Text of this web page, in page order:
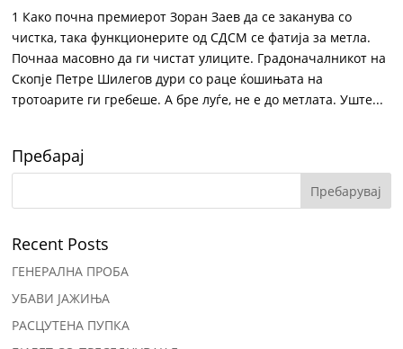
1 Како почна премиерот Зоран Заев да се заканува со
чистка, така функционерите од СДСМ се фатија за метла.
Почнаа масовно да ги чистат улиците. Градоначалникот на
Скопје Петре Шилегов дури со раце ќошињата на
тротоарите ги гребеше. А бре луѓе, не е до метлата. Уште...
Пребарај
Recent Posts
ГЕНЕРАЛНА ПРОБА
УБАВИ ЈАЖИЊА
РАСЦУТЕНА ПУПКА